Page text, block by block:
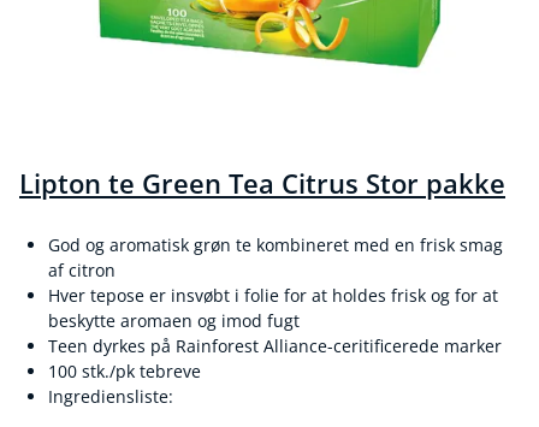
Lipton te Green Tea Citrus Stor pakke
God og aromatisk grøn te kombineret med en frisk smag
af citron
Hver tepose er insvøbt i folie for at holdes frisk og for at
beskytte aromaen og imod fugt
Teen dyrkes på Rainforest Alliance-ceritificerede marker
100 stk./pk tebreve
Ingrediensliste: